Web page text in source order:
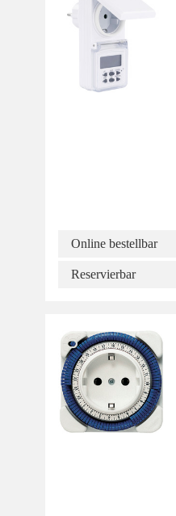
Online bestellbar
Reservierbar